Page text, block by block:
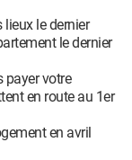
lieux le dernier
le dernier
payer votre
en route au 1er
en avril